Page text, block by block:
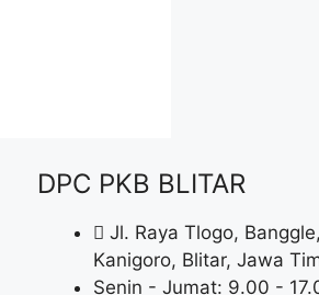
DPC PKB BLITAR
Jl. Raya Tlogo,
Kanigoro, Blitar, Jawa
Senin - Jumat: 9.00 -